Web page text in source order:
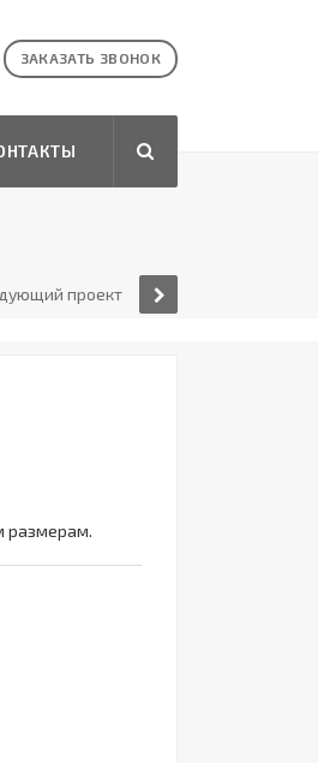
ЗАКАЗАТЬ ЗВОНОК
проект
размерам.